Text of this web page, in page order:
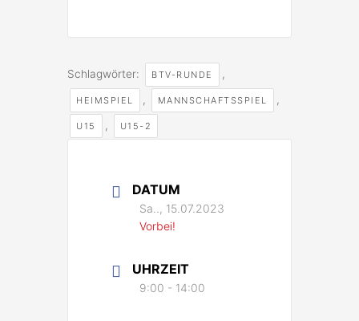
Schlagwörter: BTV-RUNDE ,
HEIMSPIEL , MANNSCHAFTSSPIEL ,
U15 , U15-2
DATUM
Sa.., 15.07.2023
Vorbei!
UHRZEIT
9:00 - 14:00